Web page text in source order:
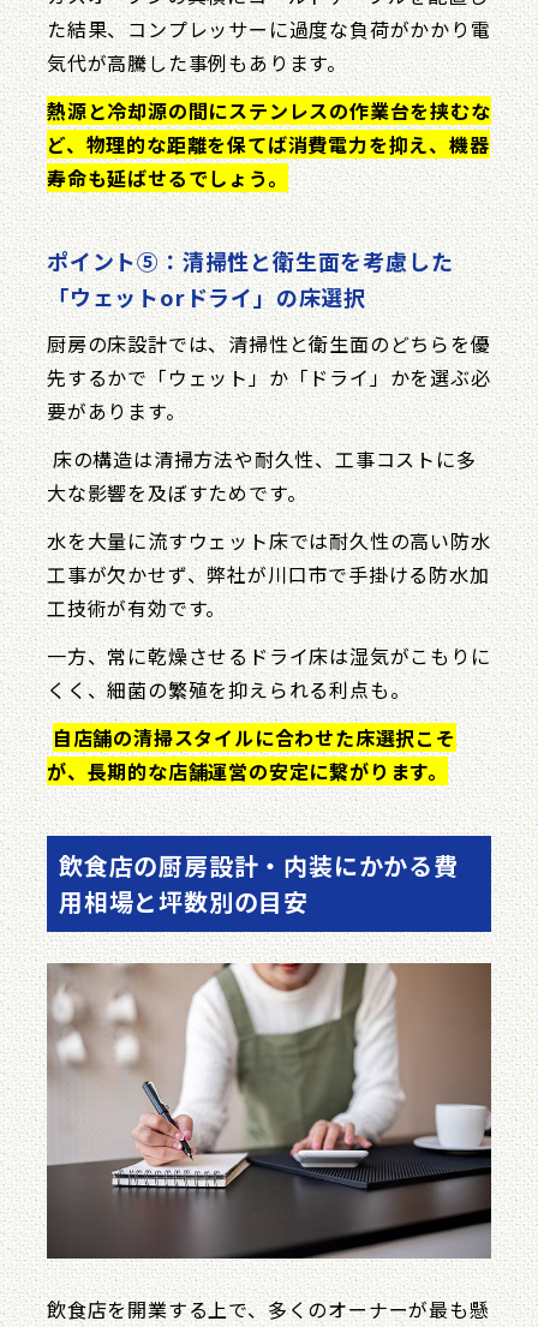
た結果、コンプレッサーに過度な負荷がかかり電
気代が高騰した事例もあります。
熱源と冷却源の間にステンレスの作業台を挟むな
ど、物理的な距離を保てば消費電力を抑え、機器
寿命も延ばせるでしょう。
ポイント⑤：清掃性と衛生面を考慮した
「ウェットorドライ」の床選択
厨房の床設計では、清掃性と衛生面のどちらを優
先するかで「ウェット」か「ドライ」かを選ぶ必
要があります。
床の構造は清掃方法や耐久性、工事コストに多
大な影響を及ぼすためです。
水を大量に流すウェット床では耐久性の高い防水
工事が欠かせず、弊社が川口市で手掛ける防水加
工技術が有効です。
一方、常に乾燥させるドライ床は湿気がこもりに
くく、細菌の繁殖を抑えられる利点も。
自店舗の清掃スタイルに合わせた床選択こそ
が、長期的な店舗運営の安定に繋がります。
飲食店の厨房設計・内装にかかる費
用相場と坪数別の目安
飲食店を開業する上で、多くのオーナーが最も懸